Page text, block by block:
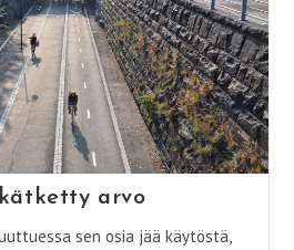
arvo
sen osia jää käytöstä,